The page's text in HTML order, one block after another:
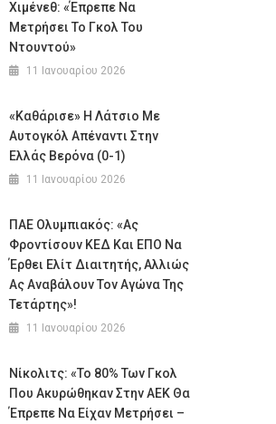
Χιμένεθ: «Έπρεπε Να
Μετρήσει Το Γκολ Του
Ντουντού»
11 Ιανουαρίου 2026
«Καθάρισε» Η Λάτσιο Με
Αυτογκόλ Απέναντι Στην
Ελλάς Βερόνα (0-1)
11 Ιανουαρίου 2026
ΠΑΕ Ολυμπιακός: «Ας
Φροντίσουν ΚΕΔ Και ΕΠΟ Να
Έρθει Ελίτ Διαιτητής, Αλλιώς
Ας Αναβάλουν Τον Αγώνα Της
Τετάρτης»!
11 Ιανουαρίου 2026
Νίκολιτς: «Το 80% Των Γκολ
Που Ακυρώθηκαν Στην ΑΕΚ Θα
Έπρεπε Να Είχαν Μετρήσει –